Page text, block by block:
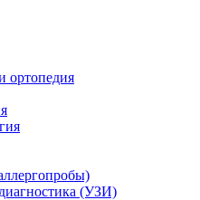
ортопедия
диагностика (УЗИ)